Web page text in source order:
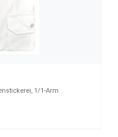
1/1-Arm